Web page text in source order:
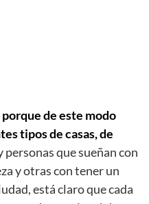
porque de este modo
tipos de casas, de
personas que sueñan con
y otras con tener un
está claro que cada